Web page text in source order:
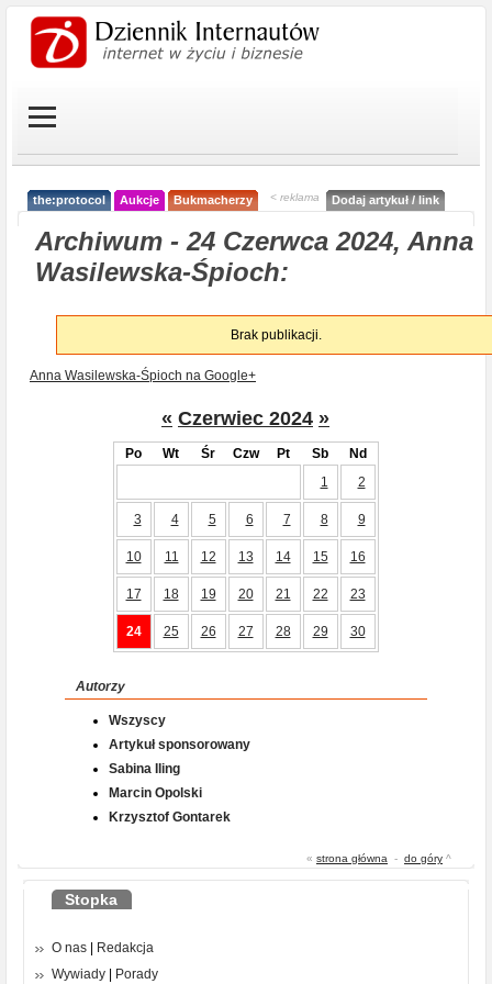
the:protocol Aukcje Bukmacherzy < reklama Dodaj artykuł / link
Archiwum - 24 Czerwca 2024, Anna
Wasilewska-Śpioch:
Brak publikacji.
Anna Wasilewska-Śpioch na Google+
« Czerwiec 2024 »
Po Wt Śr Czw Pt Sb
Nd
1
2
3 4 5 6 7 8 9
10 11 12 13 14 15 16
17 18 19 20 21 22 23
24 25 26 27 28 29 30
Autorzy
Wszyscy
Artykuł sponsorowany
Sabina Iling
Marcin Opolski
Krzysztof Gontarek
« strona główna - do góry ^
Stopka
O nas
Redakcja
Wywiady
Porady